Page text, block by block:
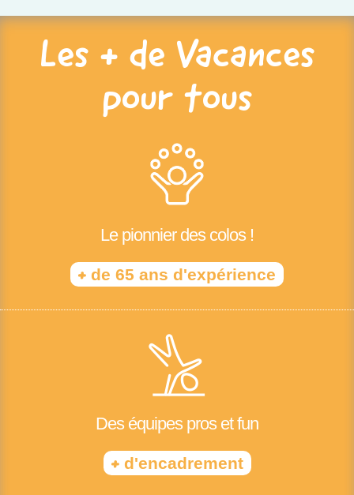
Les + de Vacances
pour tous
Le pionnier des colos !
+ de 65 ans d'expérience
Des équipes pros et fun
+d'encadrement